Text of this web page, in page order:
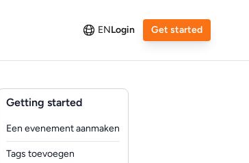
ENLogin Get started
Getting started
Een evenement aanmaken
Tags toevoegen